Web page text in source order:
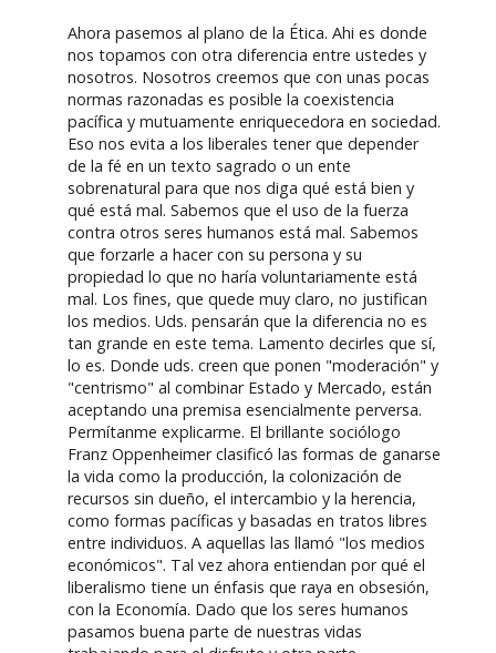
Ahora pasemos al plano de la Ética. Ahi es donde
nos topamos con otra diferencia entre ustedes y
nosotros. Nosotros creemos que con unas pocas
normas razonadas es posible la coexistencia
pacífica y mutuamente enriquecedora en sociedad.
Eso nos evita a los liberales tener que depender
de la fé en un texto sagrado o un ente
sobrenatural para que nos diga qué está bien y
qué está mal. Sabemos que el uso de la fuerza
contra otros seres humanos está mal. Sabemos
que forzarle a hacer con su persona y su
propiedad lo que no haría voluntariamente está
mal. Los fines, que quede muy claro, no justifican
los medios. Uds. pensarán que la diferencia no es
tan grande en este tema. Lamento decirles que sí,
lo es. Donde uds. creen que ponen "moderación" y
"centrismo" al combinar Estado y Mercado, están
aceptando una premisa esencialmente perversa.
Permítanme explicarme. El brillante sociólogo
Franz Oppenheimer clasificó las formas de ganarse
la vida como la producción, la colonización de
recursos sin dueño, el intercambio y la herencia,
como formas pacíficas y basadas en tratos libres
entre individuos. A aquellas las llamó "los medios
económicos". Tal vez ahora entiendan por qué el
liberalismo tiene un énfasis que raya en obsesión,
con la Economía. Dado que los seres humanos
pasamos buena parte de nuestras vidas